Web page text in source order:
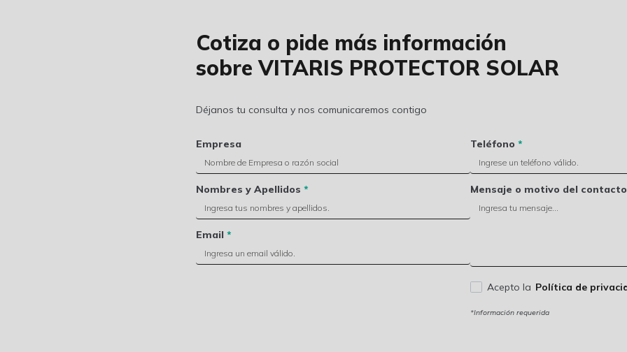
Cotiza o pide más información
sobre VITARIS PROTECTOR SOLAR
Déjanos tu consulta y nos comunicaremos contigo
Empresa
Nombres y Apellidos*
Email*
Teléfono *
Mensaje o motivo del contacto
Acepto la Política de
*Información requerida